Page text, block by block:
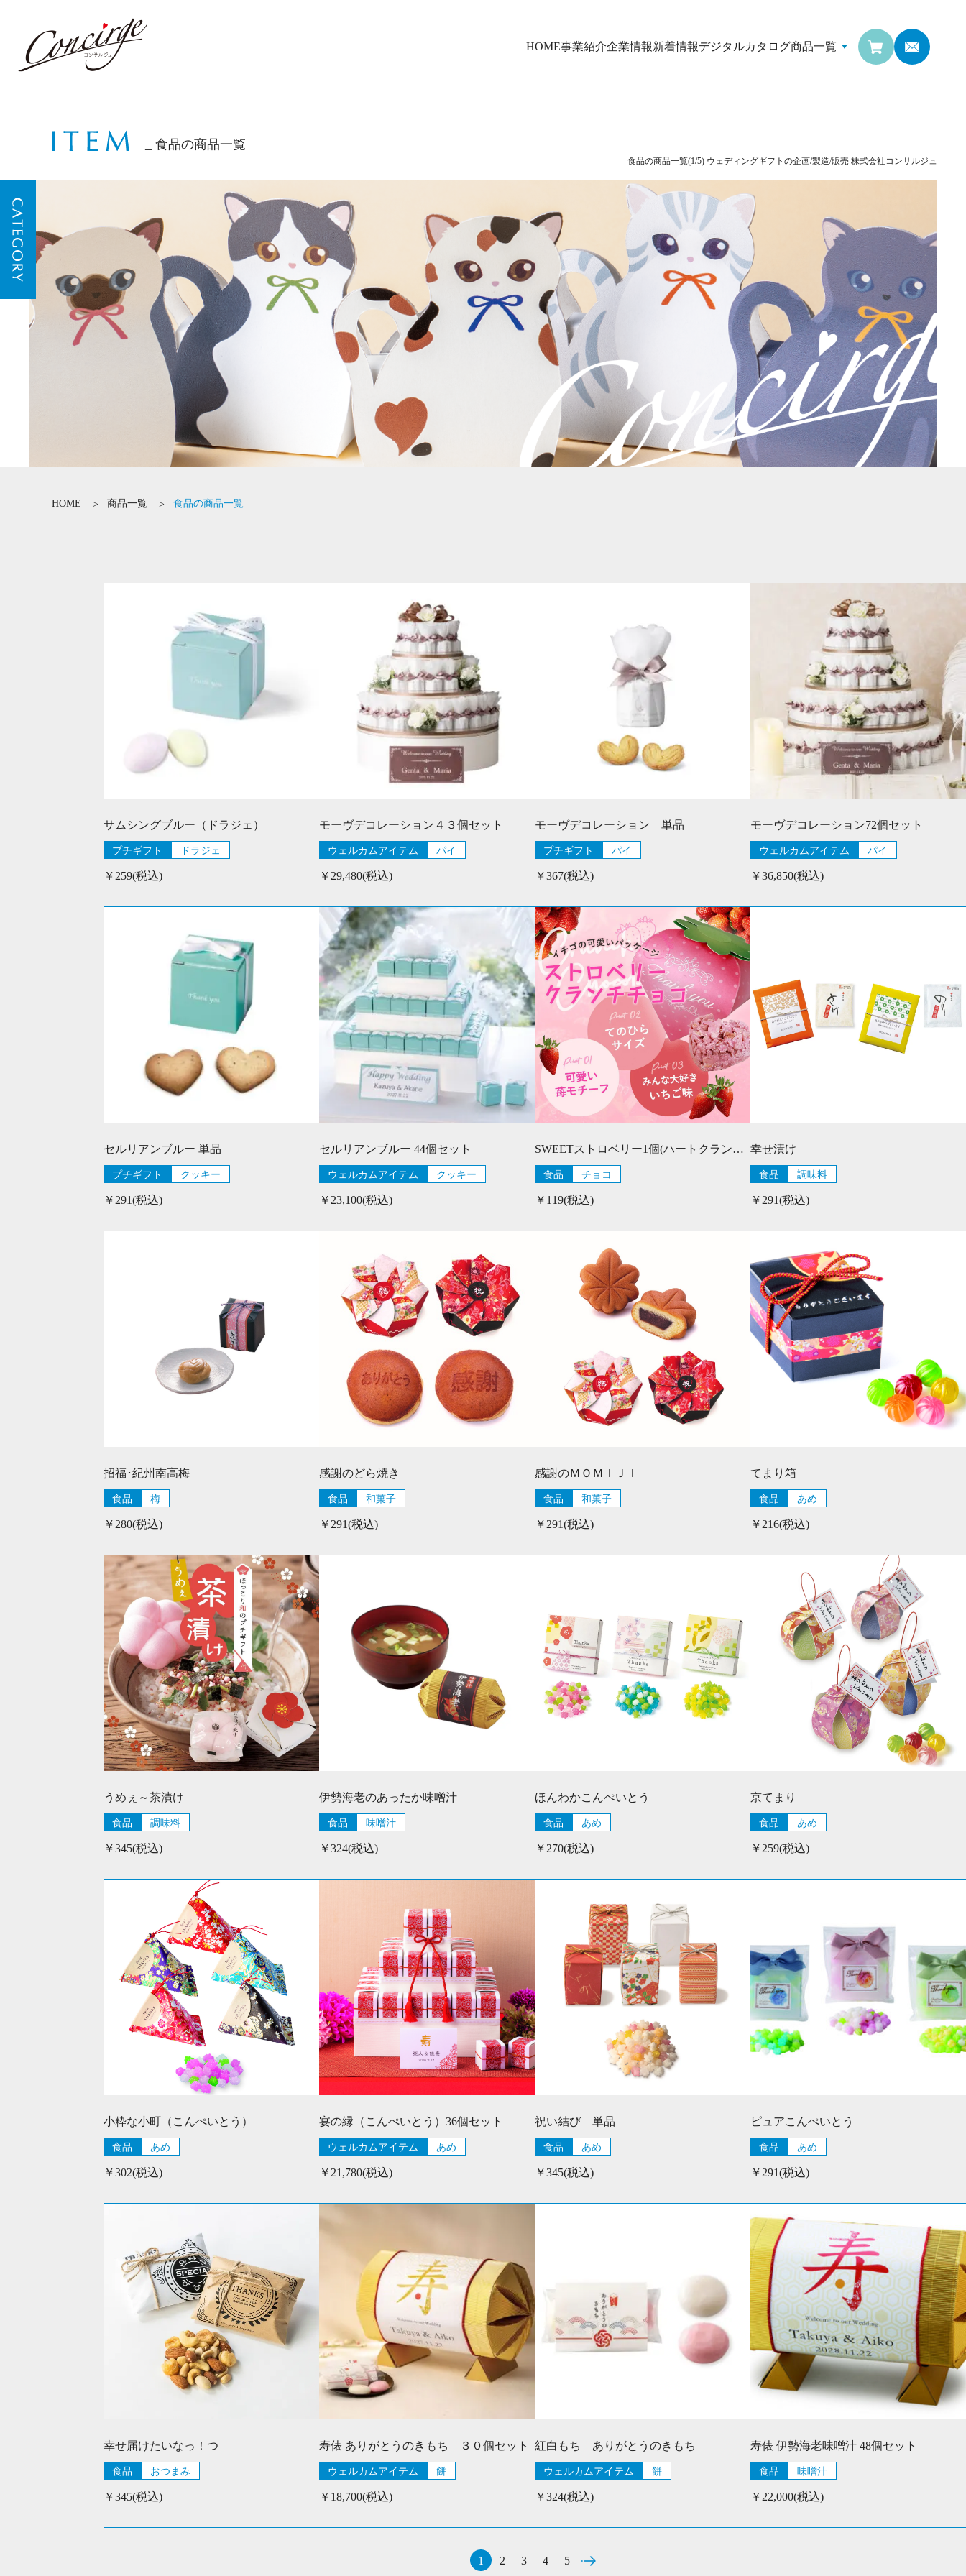
食品の商品一覧(1/5) ウェディングギフトの企画/製造/販売 株式会社コンサルジュ
HOME事業紹介企業情報新着情報デジタルカタログ商品一覧
食品の商品一覧
HOME 商品一覧 食品の商品一覧
サムシングブルー（ドラジェ）
プチギフト ドラジェ
￥259(税込)
モーヴデコレーション４３個セット
ウェルカムアイテム パイ
￥29,480(税込)
モーヴデコレーション 単品
プチギフト パイ
￥367(税込)
モーヴデコレーション72個セット
ウェルカムアイテム パイ
￥36,850(税込)
セルリアンブルー 単品
プチギフト クッキー
￥291(税込)
セルリアンブルー 44個セット
ウェルカムアイテム クッキー
￥23,100(税込)
SWEETストロベリー1個(ハートクランチ1個入)
食品 チョコ
￥119(税込)
幸せ漬け
食品 調味料
￥291(税込)
招福･紀州南高梅
食品 梅
￥280(税込)
感謝のどら焼き
食品 和菓子
￥291(税込)
感謝のＭＯＭＩＪＩ
食品 和菓子
￥291(税込)
てまり箱
食品 あめ
￥216(税込)
うめぇ～茶漬け
食品 調味料
￥345(税込)
伊勢海老のあったか味噌汁
食品 味噌汁
￥324(税込)
ほんわかこんぺいとう
食品 あめ
￥270(税込)
京てまり
食品 あめ
￥259(税込)
小粋な小町（こんぺいとう）
食品 あめ
￥302(税込)
宴の縁（こんぺいとう）36個セット
ウェルカムアイテム あめ
￥21,780(税込)
祝い結び 単品
食品 あめ
￥345(税込)
ピュアこんぺいとう
食品 あめ
￥291(税込)
幸せ届けたいなっ！つ
食品 おつまみ
￥345(税込)
寿俵 ありがとうのきもち ３０個セット
ウェルカムアイテム 餅
￥18,700(税込)
紅白もち ありがとうのきもち
ウェルカムアイテム 餅
￥324(税込)
寿俵 伊勢海老味噌汁 48個セット
食品 味噌汁
￥22,000(税込)
1 2 3 4 5